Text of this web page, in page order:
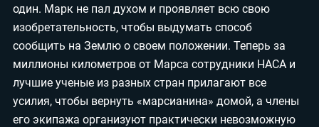
один. Марк не пал духом и проявляет всю свою
изобретательность, чтобы выдумать способ
сообщить на Землю о своем положении. Теперь за
миллионы километров от Марса сотрудники НАСА и
лучшие ученые из разных стран прилагают все
усилия, чтобы вернуть «марсианина» домой, а члены
его экипажа организуют практически невозможную